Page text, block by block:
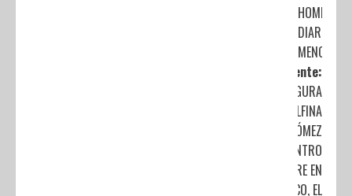
DIARIOS
MENOS
Siguiente:
INAUGURA
DELFINA
GÓMEZ
CENTRO
LIBRE EN
CHALCO, EL